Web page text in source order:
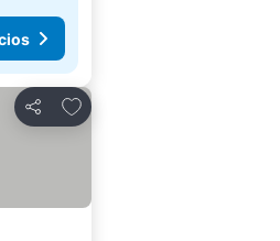
Compartir
Agregar a favoritos